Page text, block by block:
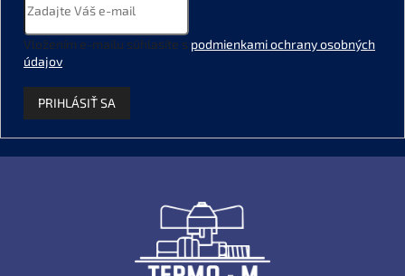
Vložením e-mailu súhlasíte s podmienkami ochrany osobných
údajov.
PRIHLÁSIŤ SA